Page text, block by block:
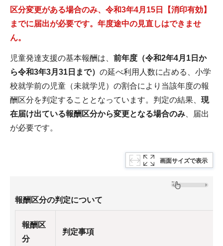
区分変更がある場合のみ、令和3年4月15日【消印有効】
までに届出が必要です。年度途中の見直しはできませ
ん。
児童発達支援の基本報酬は、 前年度（令和2年4月1日か
ら令和3年3月31日まで） の延べ利用人数に占める、小学
校就学前の児童（未就学児）の割合により当該年度の報
酬区分を判定することとなっています。判定の結果、 現
在届け出ている報酬区分から変更となる場合のみ 、届出
が必要です。
画面サイズで表示
報酬区分の判定について
報酬区
分
判定事項